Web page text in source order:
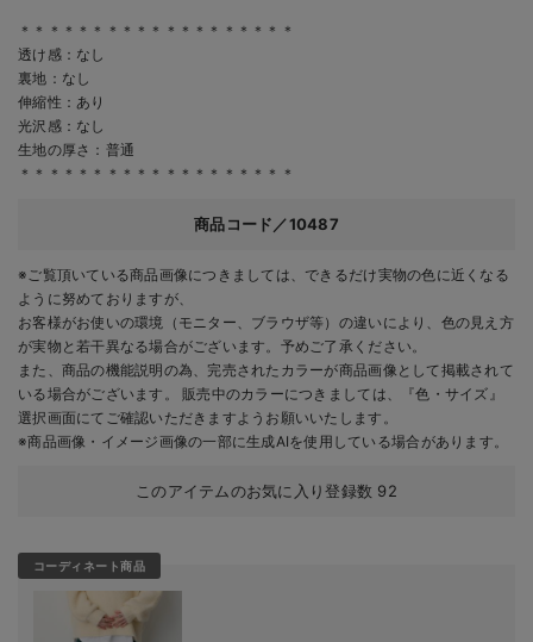
＊＊＊＊＊＊＊＊＊＊＊＊＊＊＊＊＊＊＊
透け感：なし
裏地：なし
伸縮性：あり
光沢感：なし
生地の厚さ：普通
＊＊＊＊＊＊＊＊＊＊＊＊＊＊＊＊＊＊＊
商品コード／10487
※ご覧頂いている商品画像につきましては、できるだけ実物の色に近くなる
ように努めておりますが、
お客様がお使いの環境（モニター、ブラウザ等）の違いにより、色の見え方
が実物と若干異なる場合がございます。予めご了承ください。
また、商品の機能説明の為、完売されたカラーが商品画像として掲載されて
いる場合がございます。 販売中のカラーにつきましては、『色・サイズ』
選択画面にてご確認いただきますようお願いいたします。
※商品画像・イメージ画像の一部に生成AIを使用している場合があります。
このアイテムのお気に入り登録数 92
コーディネート商品